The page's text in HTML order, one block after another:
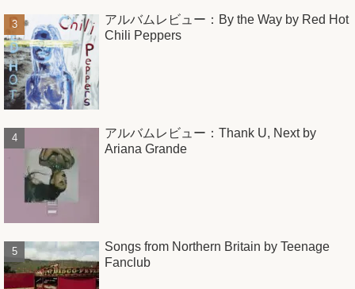
アルバムレビュー：By the Way by Red Hot
Chili Peppers
アルバムレビュー：Thank U, Next by
Ariana Grande
Songs from Northern Britain by Teenage
Fanclub